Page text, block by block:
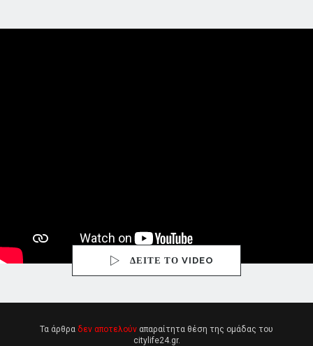
ΔΕΙΤΕ ΤΟ VIDEO
Τα άρθρα δεν αποτελούν απαραίτητα θέση της ομάδας του
citylife24.gr.